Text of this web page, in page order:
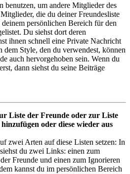
benutzen, um andere Mitglieder des
die du deiner Freundesliste
persönlichen Bereich für den
Du siehst dort deren
ihnen schnell eine Private Nachricht
dem Style, den du verwendest, können
auch hervorgehoben sein. Wenn du
dann siehst du seine Beiträge
Liste der Freunde oder zur Liste
oder diese wieder aus
zwei Arten auf diese Listen setzen: In
du zwei Links: einen zum
Freunde und einen zum Ignorieren
kannst du im persönlichen Bereich